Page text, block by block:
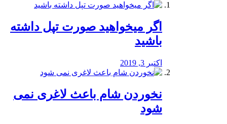
اگر میخواهید صورت تپل داشته
باشید
اکتبر 3, 2019
نخوردن شام باعث لاغری نمی
‌شود